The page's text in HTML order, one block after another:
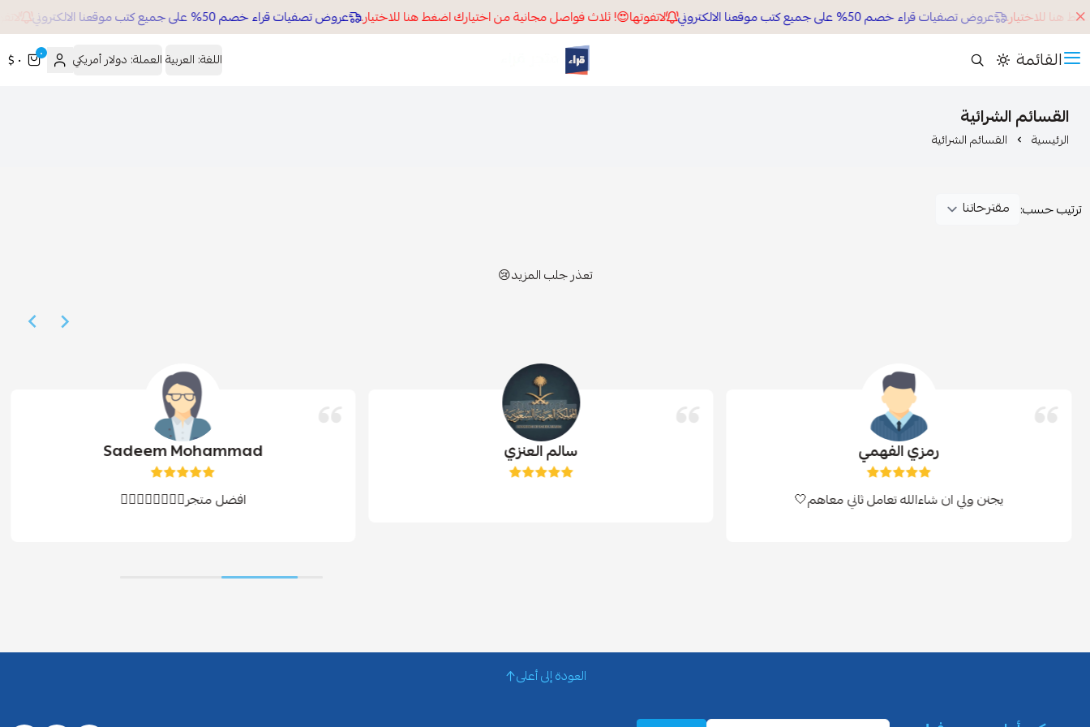
هنا للاختيار. عروض تصفيات قراء خصم 50% على جميع كتب موقعنا الالكتروني لاتفوتها😍! ثلاث فواصل مجانية من اختيارك اضغط هنا للاختيار. عروض تصفيات قراء خصم 50% على جميع كتب موقعنا الالكتروني
القائمة قراء اللغة: العربيةالعملة: دولار أمريكي ٠ ٠ $
القسائم الشرائية
الرئيسية القسائم الشرائية
ترتيب حسب:
تعذر جلب المزيد😢
رمزي الفهمي
يجنن ولي ان شاءالله تعامل ثاني معاهم🤍
سالم العنزي Sadeem Mohammad
افضل متجر👍🏻👍🏻👍🏻👍🏻
العودة إلى أعلى